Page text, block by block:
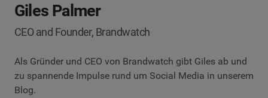
Giles Palmer
CEO and Founder, Brandwatch
Als Gründer und CEO von Brandwatch gibt Giles ab und
zu spannende Impulse rund um Social Media in unserem
Blog.